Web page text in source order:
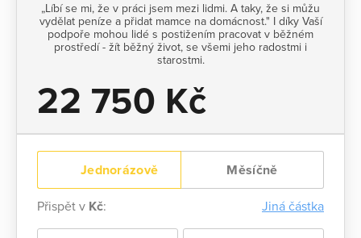
„Líbí se mi, že v práci jsem mezi lidmi. A taky, že si můžu
vydělat peníze a přidat mamce na domácnost." I díky Vaší
podpoře mohou lidé s postižením pracovat v běžném
prostředí - žít běžný život, se všemi jeho radostmi i
starostmi.
22 750 Kč
Jednorázově Měsíčně
Přispět v Kč: Jiná částka